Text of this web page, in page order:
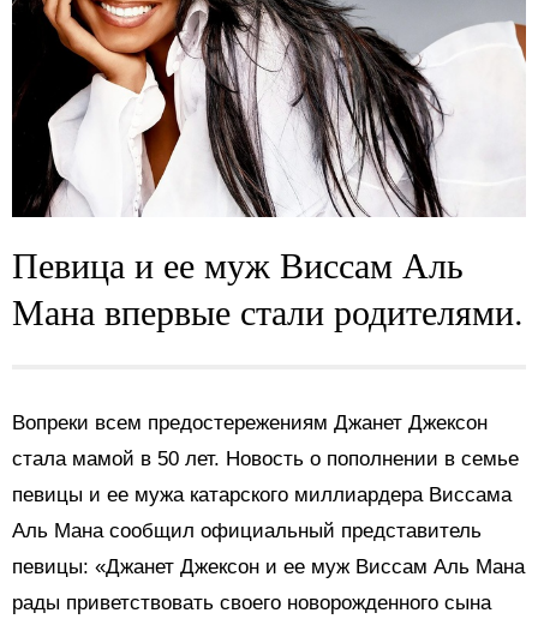
Певица и ее муж Виссам Аль
Мана впервые стали родителями.
Вопреки всем предостережениям Джанет Джексон
стала мамой в 50 лет. Новость о пополнении в семье
певицы и ее мужа катарского миллиардера Виссама
Аль Мана сообщил официальный представитель
певицы: «Джанет Джексон и ее муж Виссам Аль Мана
рады приветствовать своего новорожденного сына